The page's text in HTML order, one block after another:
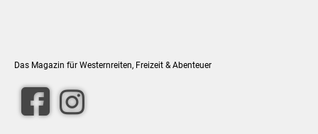
Das Magazin für Westernreiten, Freizeit & Abenteuer